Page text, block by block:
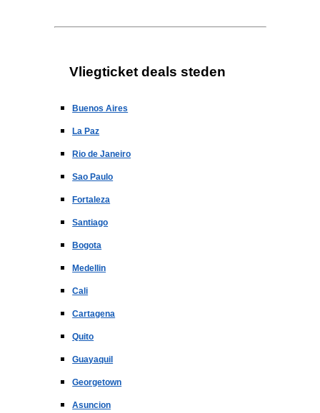
Vliegticket deals steden
Buenos Aires
La Paz
Rio de Janeiro
Sao Paulo
Fortaleza
Santiago
Bogota
Medellin
Cali
Cartagena
Quito
Guayaquil
Georgetown
Asuncion